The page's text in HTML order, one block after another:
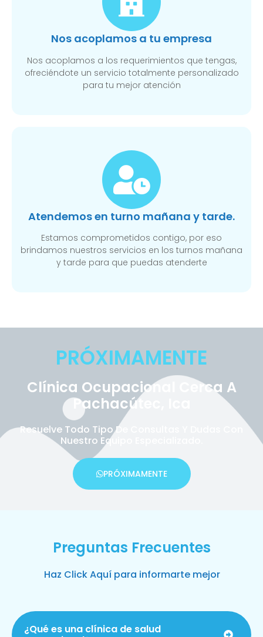
Nos acoplamos a tu empresa
Nos acoplamos a los requerimientos que tengas,
ofreciéndote un servicio totalmente personalizado
para tu mejor atención
Atendemos en turno mañana y tarde.
Estamos comprometidos contigo, por eso
brindamos nuestros servicios en los turnos mañana
y tarde para que puedas atenderte
PRÓXIMAMENTE
Clínica Ocupacional Cerca A
Pachacútec, Ica
Resuelve Todo Tipo De Consultas Y Dudas Con
Nuestro Equipo Especializado.
PRÓXIMAMENTE
Preguntas Frecuentes
Haz Click Aquí para informarte mejor
¿Qué es una clínica de salud